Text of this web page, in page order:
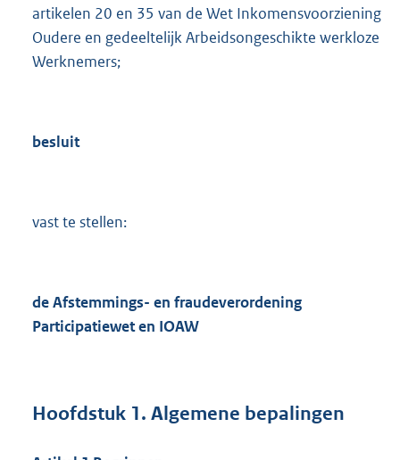
artikelen 20 en 35 van de Wet Inkomensvoorziening
Oudere en gedeeltelijk Arbeidsongeschikte werkloze
Werknemers;
besluit
vast te stellen:
de Afstemmings- en fraudeverordening
Participatiewet en IOAW
Hoofdstuk 1. Algemene bepalingen